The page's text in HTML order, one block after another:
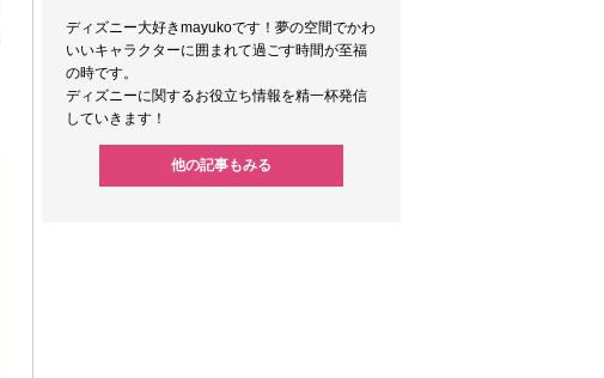
ディズニー大好きmayukoです！夢の空間でかわ
いいキャラクターに囲まれて過ごす時間が至福
の時です。
ディズニーに関するお役立ち情報を精一杯発信
していきます！
他の記事もみる